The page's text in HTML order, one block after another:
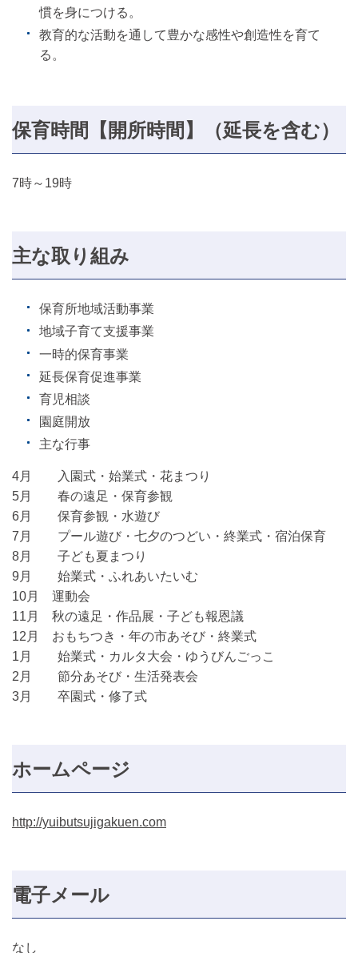
慣を身につける。
教育的な活動を通して豊かな感性や創造性を育て
る。
保育時間【開所時間】（延長を含む）
7時～19時
主な取り組み
保育所地域活動事業
地域子育て支援事業
一時的保育事業
延長保育促進事業
育児相談
園庭開放
主な行事
4月 入園式・始業式・花まつり
5月 春の遠足・保育参観
6月 保育参観・水遊び
7月 プール遊び・七夕のつどい・終業式・宿泊保育
8月 子ども夏まつり
9月 始業式・ふれあいたいむ
10月 運動会
11月 秋の遠足・作品展・子ども報恩議
12月 おもちつき・年の市あそび・終業式
1月 始業式・カルタ大会・ゆうびんごっこ
2月 節分あそび・生活発表会
3月 卒園式・修了式
ホームページ
http://yuibutsujigakuen.com
電子メール
なし